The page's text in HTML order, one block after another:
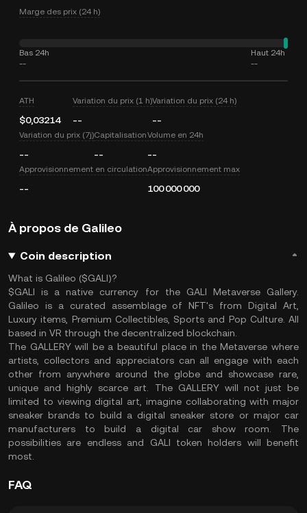
Marge des prix (24 h)
Bas 24h
--
Haut 24h
--
ATH
$0,03214
Variation du prix (1 h)
--
Variation du prix (24 h)
--
Variation du prix (7j)
--
Capitalisation
--
Volume en 24h
--
Approvisionnement en circulation
--
Approvisionnement max
100 000 000
À propos de Galileo
Coin description
What is Galileo ($GALI)?
$GALI is a native currency for the GALI Metaverse Gallery.
Galileo is a curated assemblage of NFT's from Digital Art,
Luxury items, Premium Collectibles, Sports and Pop Culture. All
based in VR through the decentralized blockchain.
The GALLERY will be a beautiful place in the Metaverse where
artists, collectors and appreciators can all engage with each
other from anywhere around the globe and showcase rare,
unique and highly scarce art. The GALLERY will not just be
limited to viewing digital art, imagine collaborating with major
sneaker brands to build a digital sneaker store or major car
manufacturers to build a digital car show room. The
possibilities are endless and GALI token holders will benefit
most.
FAQ